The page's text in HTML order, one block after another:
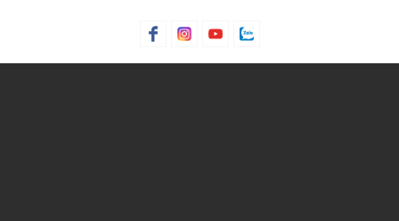
cách phối đồ mùa thu cho nữ
cách phối đồ với chân váy bút chì